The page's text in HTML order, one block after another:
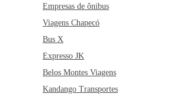
Empresas de ônibus
Viagens Chapecó
Bus X
Expresso JK
Belos Montes Viagens
Kandango Transportes